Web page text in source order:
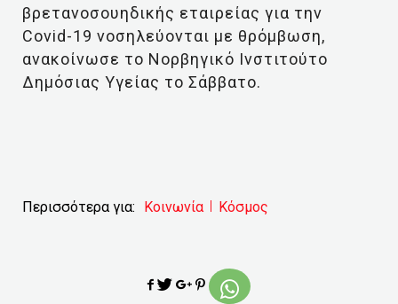
βρετανοσουηδικής εταιρείας για την
Covid-19 νοσηλεύονται με θρόμβωση,
ανακοίνωσε το Νορβηγικό Ινστιτούτο
Δημόσιας Υγείας το Σάββατο.
Περισσότερα για: Κοινωνία Κόσμος